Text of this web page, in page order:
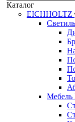
Каталог
EICHHOLTZ
Мебель